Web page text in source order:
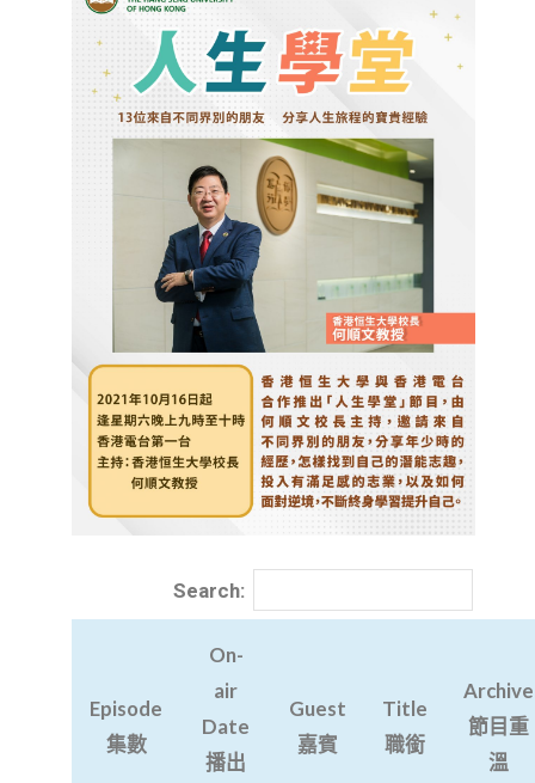
Search:
Episode
集數
On-
air
Date
播出
Guest
嘉賓
Title
職銜
Archive
節目重
溫